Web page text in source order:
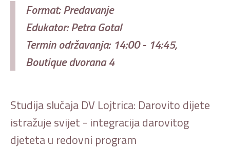
Format: Predavanje
Edukator: Petra Gotal
Termin održavanja: 14:00 - 14:45,
Boutique dvorana 4
Studija slučaja DV Lojtrica: Darovito dijete
istražuje svijet - integracija darovitog
djeteta u redovni program